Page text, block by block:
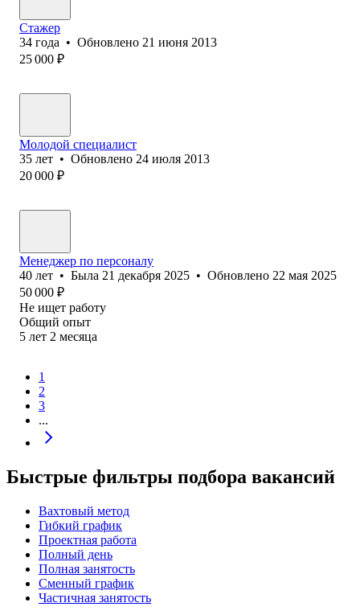
Стажер
34 года • Обновлено 21 июня 2013
25 000 ₽
Молодой специалист
35 лет • Обновлено 24 июля 2013
20 000 ₽
Менеджер по персоналу
40 лет • Была 21 декабря 2025 • Обновлено 22 мая 2025
50 000 ₽
Не ищет работу
Общий опыт
5 лет 2 месяца
1
2
3
...
Быстрые фильтры подбора вакансий
Вахтовый метод
Гибкий график
Проектная работа
Полный день
Полная занятость
Сменный график
Частичная занятость